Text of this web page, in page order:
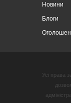
Новини
Блоги
Усі права